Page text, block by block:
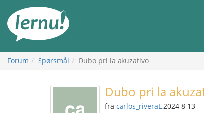
innholdet
Forum Spørsmål Dubo pri la akuzativo
Dubo pri la
fra carlos_riveraE,2024 8 13